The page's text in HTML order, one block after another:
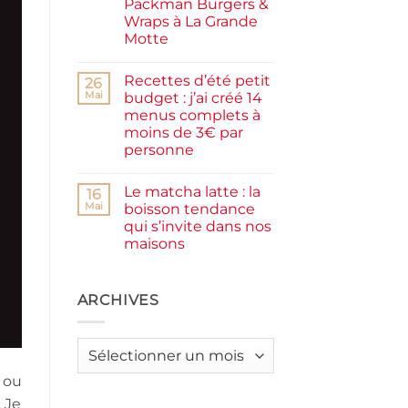
Je
la
farine
complète,
moelleux
bas
Packman Burgers &
Wraps à La Grande
Motte
sur
Smash
burger
plancha :
j’ai
testé
Packman
à
La
Grande
Motte
26
Mai
Recettes d’été petit
budget : j’ai créé 14
menus complets à
moins de 3€ par
personne
sur
Recettes
d’été
petit
budget
menus
complets
3€
16
Mai
Le matcha latte : la
boisson tendance
qui s’invite dans nos
maisons
Le
matcha
boisson
ARCHIVES
Archives